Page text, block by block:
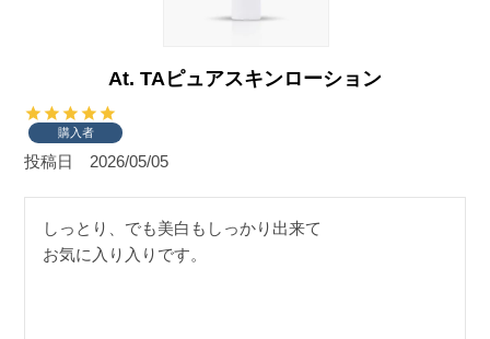
At. TAピュアスキンローション
購入者
投稿日 2026/05/05
しっとり、でも美白もしっかり出来て
お気に入り入りです。